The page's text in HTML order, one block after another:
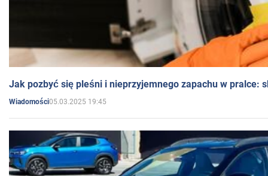
Jak pozbyć się pleśni i nieprzyjemnego zapachu w pralce:
Wiadomości05.03.2025 19:45